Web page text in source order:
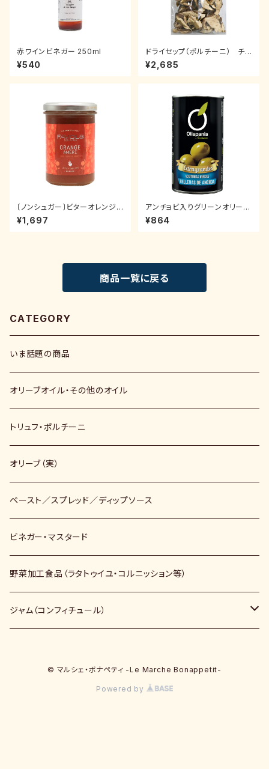
赤ワインビネガー 250ml
¥540
ドライセップ（ポルチーニ） チョ
イス 50g
¥2,685
〔ノンシュガー〕ビターオレンジ
マーマレードジャム
¥1,697
アンチョビ入りグリーンオリーブ
150g
¥864
商品一覧に戻る
CATEGORY
いま話題の商品
オリーブオイル・その他のオイル
トリュフ・ポルチーニ
オリーブ（実）
ペースト／スプレッド／ディップソース
ビネガー・マスタード
野菜加工食品（ラタトゥイユ・コルニッション等）
ジャム（コンフィチュール）
© マルシェ・ボナペティ -Le Marche Bonappetit-
Powered by